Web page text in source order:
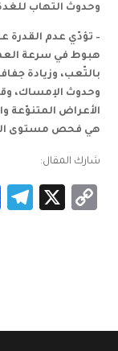
وحدوث التهاب
– تؤدّي عدم القدرة
هبوط في سرعة
بالتّعب، وزيادة
وحدوث الإمساك،
الأعراض المتنوّعة
هي فحص مستوى
شارك المقال:
Copy
X